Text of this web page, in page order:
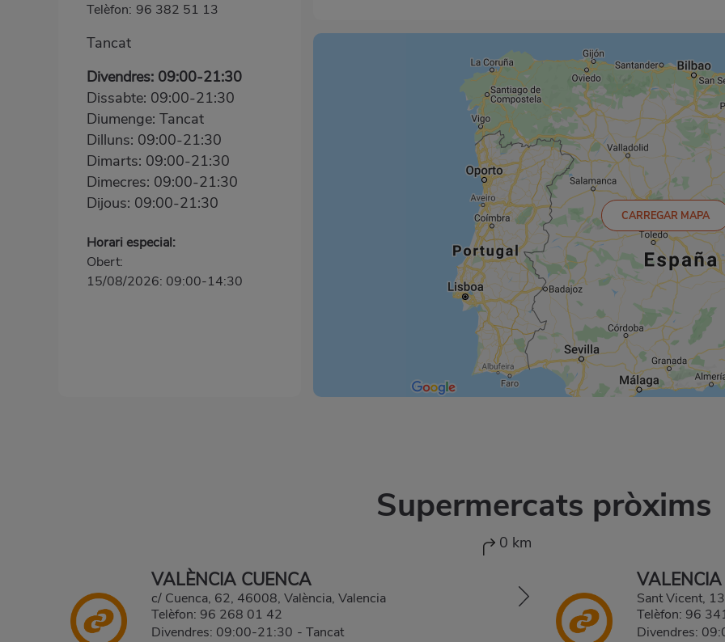
Telèfon: 96 382 51 13
Tancat
Divendres: 09:00-21:30
Dissabte: 09:00-21:30
Diumenge: Tancat
Dilluns: 09:00-21:30
Dimarts: 09:00-21:30
Dimecres: 09:00-21:30
Dijous: 09:00-21:30
Horari especial:
Obert:
15/08/2026: 09:00-14:30
CARREGAR MAPA
Supermercats pròxims
0 km
VALÈNCIA CUENCA
c/ Cuenca, 62, 46008, València, Valencia
Telèfon: 96 268 01 42
Divendres: 09:00-21:30 - Tancat
Sant Vicent,
Telèfon: 96
Divendres: